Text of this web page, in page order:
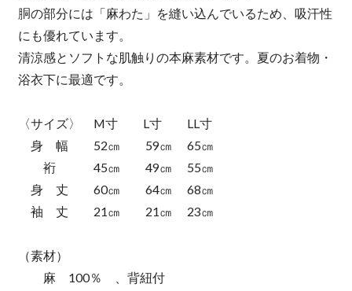
胴の部分には「麻わた」を縫い込んでいるため、吸汗性
にも優れています。
清涼感とソフトな肌触りの本麻素材です。夏のお着物・
浴衣下に最適です。
〈サイズ〉 M寸 L寸 LL寸
身 幅 52㎝ 59㎝ 65㎝
裄 45㎝ 49㎝ 55㎝
身 丈 60㎝ 64㎝ 68㎝
袖 丈 21㎝ 21㎝ 23㎝
（素材）
麻 100％ 、背紐付